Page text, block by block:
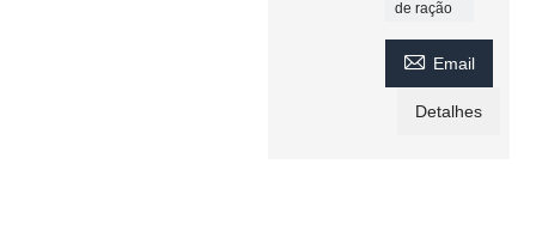
de ração
 Email
Detalhes